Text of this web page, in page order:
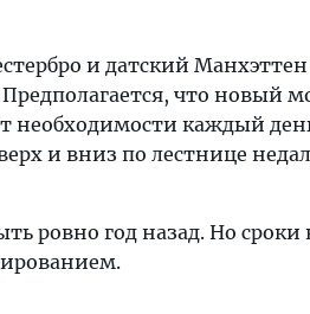
и датский
что новый
необходимости каждый
и вниз по лестнице
ровно год назад. Но сроки